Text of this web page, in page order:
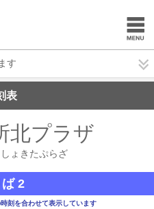
す
表
北プラザ
ょきたぷらざ
2
刻を合わせて表示しています